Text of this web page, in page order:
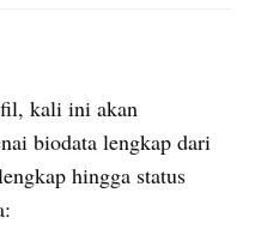
kali ini akan
biodata lengkap dari
hingga status